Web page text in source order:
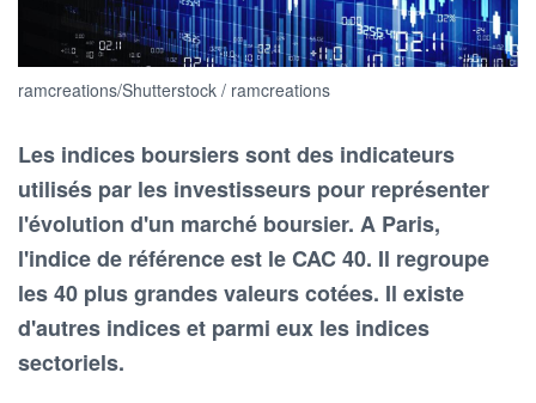
ramcreations/Shutterstock / ramcreations
Les indices boursiers sont des indicateurs
utilisés par les investisseurs pour représenter
l'évolution d'un marché boursier. A Paris,
l'indice de référence est le CAC 40. Il regroupe
les 40 plus grandes valeurs cotées. Il existe
d'autres indices et parmi eux les indices
sectoriels.